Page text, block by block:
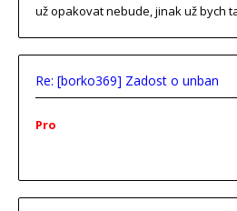
už opakovat nebude, jinak už bych
Re: [borko369] Zadost o unban
Pro